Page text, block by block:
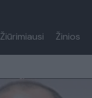
Žiūrimiausi Žinios